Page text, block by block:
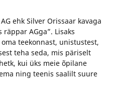
ehk Silver Orissaar kavaga
AGga”. Lisaks
teekonnast, unistustest,
teha seda, mis päriselt
kui üks meie õpilane
ning teenis saalilt suure